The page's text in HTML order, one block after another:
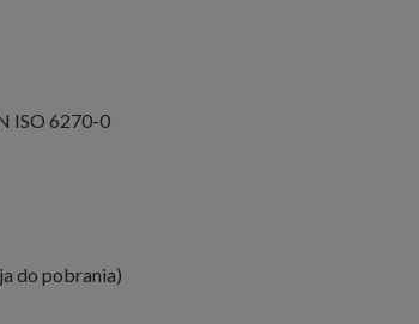
ISO 6270-0
do pobrania)